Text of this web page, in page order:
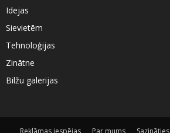
Idejas
Sievietēm
Tehnoloģijas
Zinātne
Bilžu galerijas